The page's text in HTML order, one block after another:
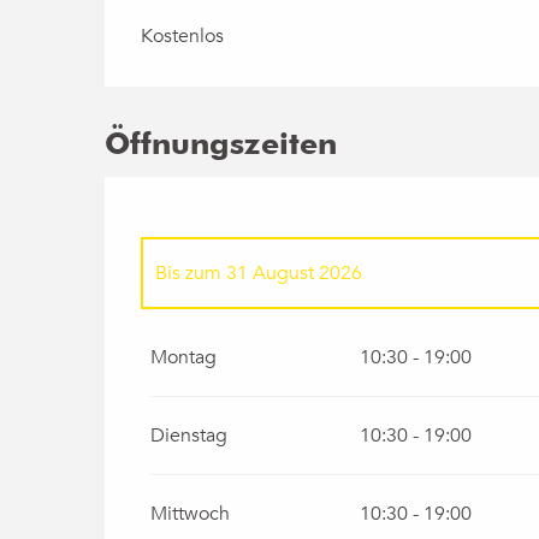
Kostenlos
Öffnungszeiten
Bis zum 31 August 2026
Montag 10:30 - 19:00
Dienstag 10:30 - 19:00
Mittwoch 10:30 - 19:00